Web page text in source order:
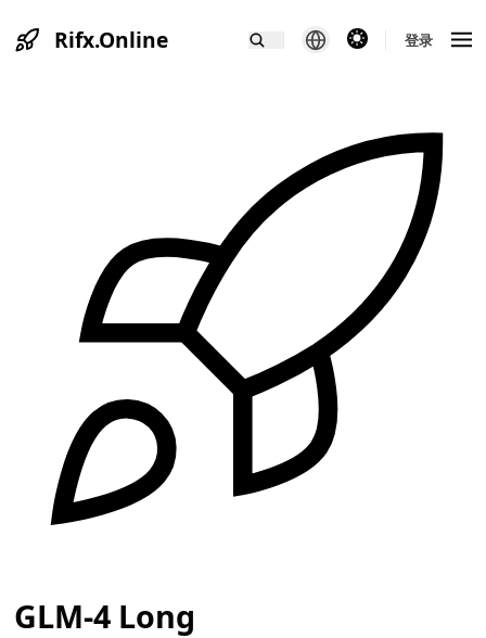
Rifx.Online theme switcher登录
GLM-4 Long